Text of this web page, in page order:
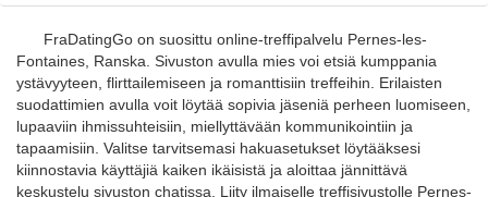
FraDatingGo on suosittu online-treffipalvelu Pernes-les-
Fontaines, Ranska. Sivuston avulla mies voi etsiä kumppania
ystävyyteen, flirttailemiseen ja romanttisiin treffeihin. Erilaisten
suodattimien avulla voit löytää sopivia jäseniä perheen luomiseen,
lupaaviin ihmissuhteisiin, miellyttävään kommunikointiin ja
tapaamisiin. Valitse tarvitsemasi hakuasetukset löytääksesi
kiinnostavia käyttäjiä kaiken ikäisistä ja aloittaa jännittävä
keskustelu sivuston chatissa. Liity ilmaiselle treffisivustolle Pernes-